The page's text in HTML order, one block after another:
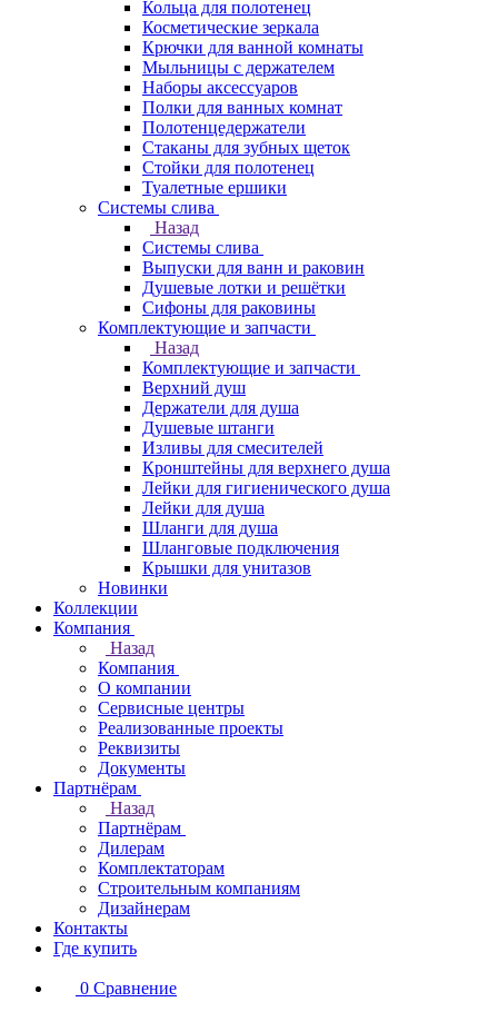
Кольца для полотенец
Косметические зеркала
Крючки для ванной комнаты
Мыльницы с держателем
Наборы аксессуаров
Полки для ванных комнат
Полотенцедержатели
Стаканы для зубных щеток
Стойки для полотенец
Туалетные ершики
Системы слива
Назад
Системы слива
Выпуски для ванн и раковин
Душевые лотки и решётки
Сифоны для раковины
Комплектующие и запчасти
Назад
Комплектующие и запчасти
Верхний душ
Держатели для душа
Душевые штанги
Изливы для смесителей
Кронштейны для верхнего душа
Лейки для гигиенического душа
Лейки для душа
Шланги для душа
Шланговые подключения
Крышки для унитазов
Новинки
Коллекции
Компания
Назад
Компания
О компании
Сервисные центры
Реализованные проекты
Реквизиты
Документы
Партнёрам
Назад
Партнёрам
Дилерам
Комплектаторам
Строительным компаниям
Дизайнерам
Контакты
Где купить
0 Сравнение